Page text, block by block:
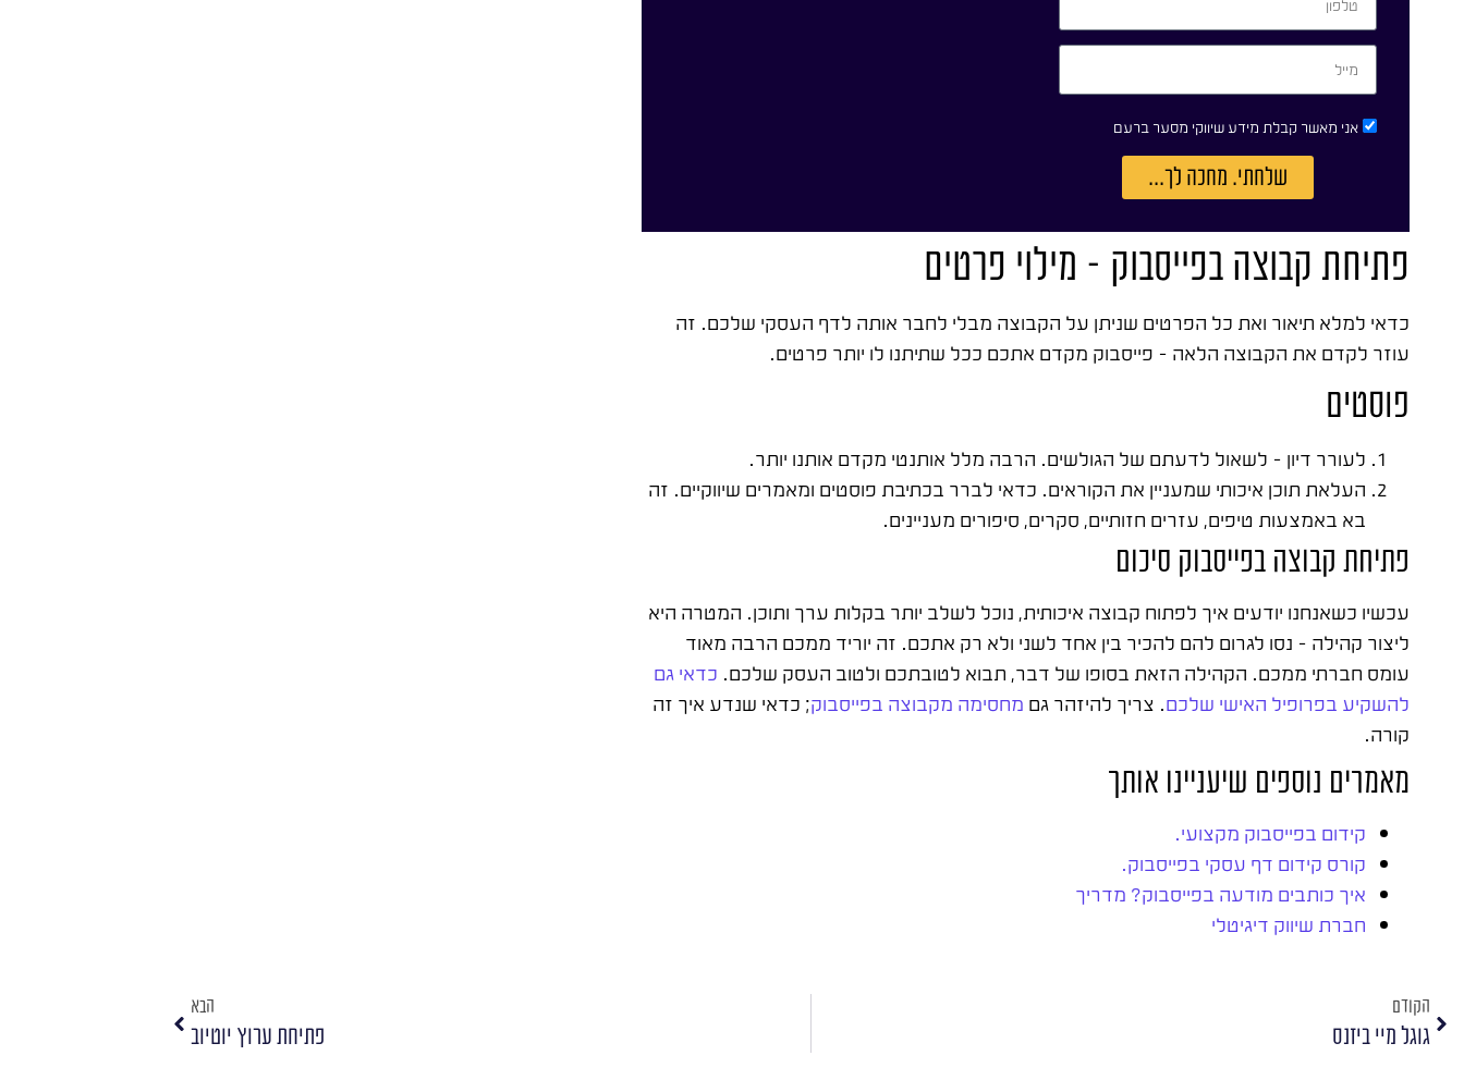
אני מאשר קבלת מידע שיווקי מסער ברעם
שלחתי. מחכה לך...
פתיחת קבוצה בפייסבוק – מילוי פרטים
כדאי למלא תיאור ואת כל הפרטים שניתן על הקבוצה מבלי לחבר אותה לדף העסקי שלכם. זה
עוזר לקדם את הקבוצה הלאה – פייסבוק מקדם אתכם ככל שתיתנו לו יותר פרטים.
פוסטים
לעורר דיון – לשאול לדעתם של הגולשים. הרבה מלל אותנטי מקדם אותנו יותר.
העלאת תוכן איכותי שמעניין את הקוראים. כדאי לברר בכתיבת פוסטים ומאמרים שיווקיים. זה
בא באמצעות טיפים, עזרים חזותיים, סקרים, סיפורים מעניינים.
פתיחת קבוצה בפייסבוק סיכום
עכשיו כשאנחנו יודעים איך לפתוח קבוצה איכותית, נוכל לשלב יותר בקלות ערך ותוכן. המטרה היא
ליצור קהילה – נסו לגרום להם להכיר בין אחד לשני ולא רק אתכם. זה יוריד ממכם הרבה מאוד
עומס חברתי ממכם. הקהילה הזאת בסופו של דבר, תבוא לטובתכם ולטוב העסק שלכם. כדאי גם
להשקיע בפרופיל האישי שלכם. צריך להיזהר גם מחסימה מקבוצה בפייסבוק; כדאי שנדע איך זה
קורה.
מאמרים נוספים שיעניינו אותך
קידום בפייסבוק מקצועי.
קורס קידום דף עסקי בפייסבוק.
איך כותבים מודעה בפייסבוק? מדריך
חברת שיווק דיגיטלי
הקודם
גוגל מיי ביזנס
הבא
פתיחת ערוץ יוטיוב